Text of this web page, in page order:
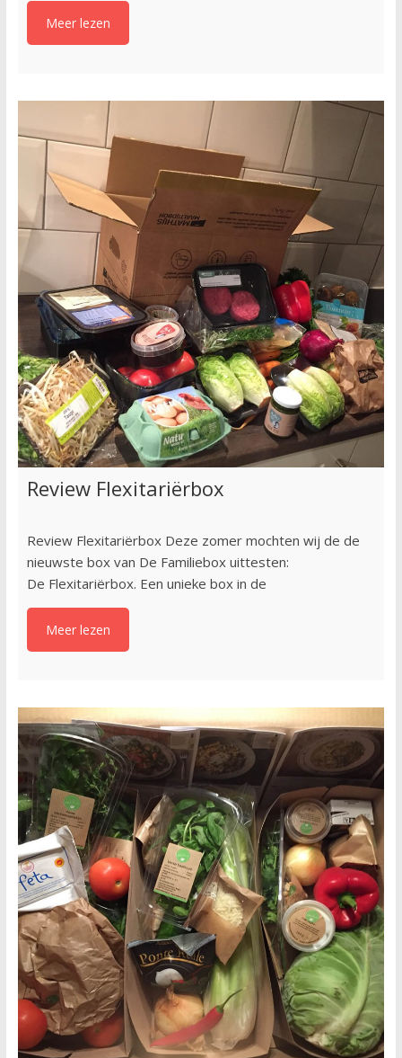
Meer lezen
Review Flexitariërbox
Review Flexitariërbox Deze zomer mochten wij de de
nieuwste box van De Familiebox uittesten:
De Flexitariërbox. Een unieke box in de
Meer lezen